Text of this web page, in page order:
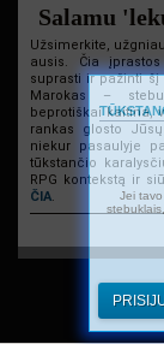
Užsimerkite,
ausis. Čia
suprasti ir pažinti šį
Marokas –
beprotiškai kaitina,
rankas glosto
niekur pasaulyje
tūkstančio
RPG kontekstą ir
ČIA.
Jei